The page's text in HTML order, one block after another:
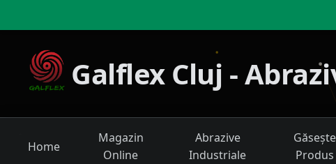
Galflex Cluj -
Home
Magazin
Online
Abrazive
Industriale
Găsește
Produs